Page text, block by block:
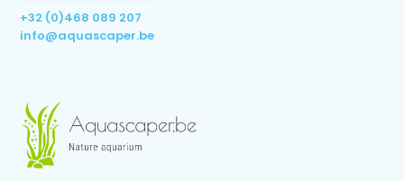
+32 (0)468 089 207
info@aquascaper.be